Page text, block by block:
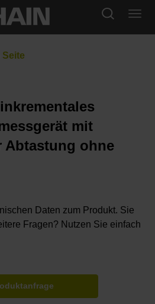
mit
Abtastung ohne
Daten zum Produkt. Sie
Fragen? Nutzen Sie einfach